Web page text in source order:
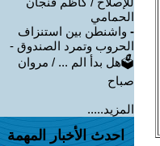
الحمامي
- واشنطن بين استنزاف
الحروب وتمرد الصندوق -
🗳هل بدأ الم ... / مروان
صباح
المزيد.....
احدث الأخبار المهمة